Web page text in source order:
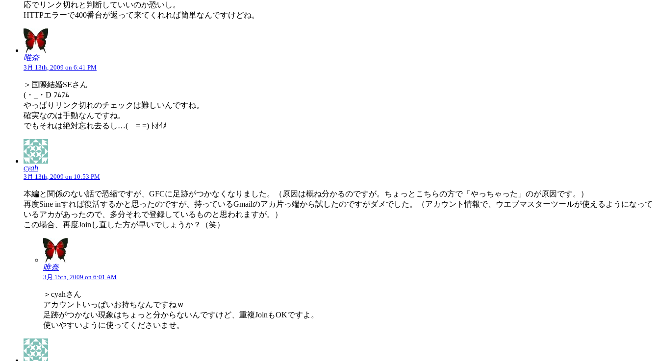
応でリンク切れと判断していいのか恐いし。
HTTPエラーで400番台が返って来てくれれば簡単なんですけどね。
唯奈
3月 13th, 2009 on 6:41 PM
＞国際結婚SEさん
(・_・D ﾌﾑﾌﾑ
やっぱりリンク切れのチェックは難しいんですね。
確実なのは手動なんですね。
でもそれは絶対忘れ去るし…( = =) ﾄｵｲﾒ
cyah
3月 13th, 2009 on 10:53 PM
本編と関係のない話で恐縮ですが、GFCに足跡がつかなくなりました。（原因は概ね分かるのですが。ちょっとこちらの方で「やっちゃった」のが原因です。）
再度Sine inすれば復活するかと思ったのですが、持っているGmailのアカ片っ端から試したのですがダメでした。（アカウント情報で、ウエブマスターツールが使えるようになって
いるアカがあったので、多分それで登録しているものと思われますが。）
この場合、再度Joinし直した方が早いでしょうか？（笑）
唯奈
3月 15th, 2009 on 6:01 AM
＞cyahさん
アカウントいっぱいお持ちなんですねｗ
足跡がつかない現象はちょっと分からないんですけど、重複JoinもOKですよ。
使いやすいように使ってくださいませ。